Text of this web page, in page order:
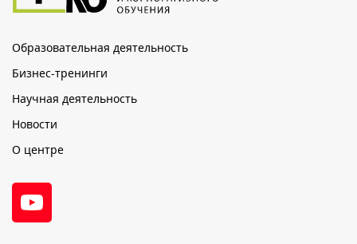
Образовательная деятельность
Бизнес-тренинги
Научная деятельность
Новости
О центре